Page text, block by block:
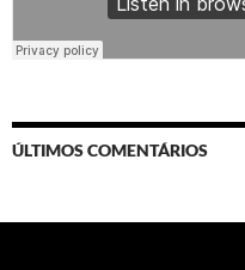
ÚLTIMOS COMENTÁRIOS